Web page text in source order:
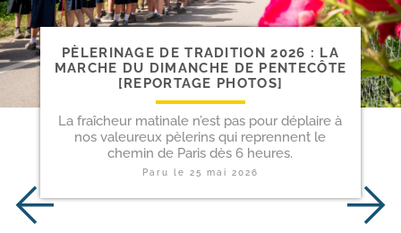
PÈLERINAGE DE TRADITION 2026 : LA
MARCHE DU DIMANCHE DE PENTECÔTE
[REPORTAGE PHOTOS]
La fraîcheur matinale n’est pas pour déplaire à
nos valeureux pèlerins qui reprennent le
chemin de Paris dès 6 heures.
Paru le 25 mai 2026